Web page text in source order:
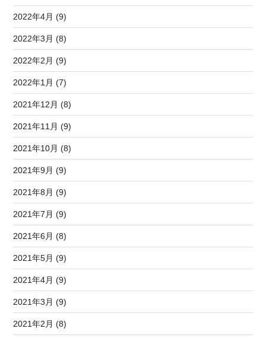
2022年4月 (9)
2022年3月 (8)
2022年2月 (9)
2022年1月 (7)
2021年12月 (8)
2021年11月 (9)
2021年10月 (8)
2021年9月 (9)
2021年8月 (9)
2021年7月 (9)
2021年6月 (8)
2021年5月 (9)
2021年4月 (9)
2021年3月 (9)
2021年2月 (8)